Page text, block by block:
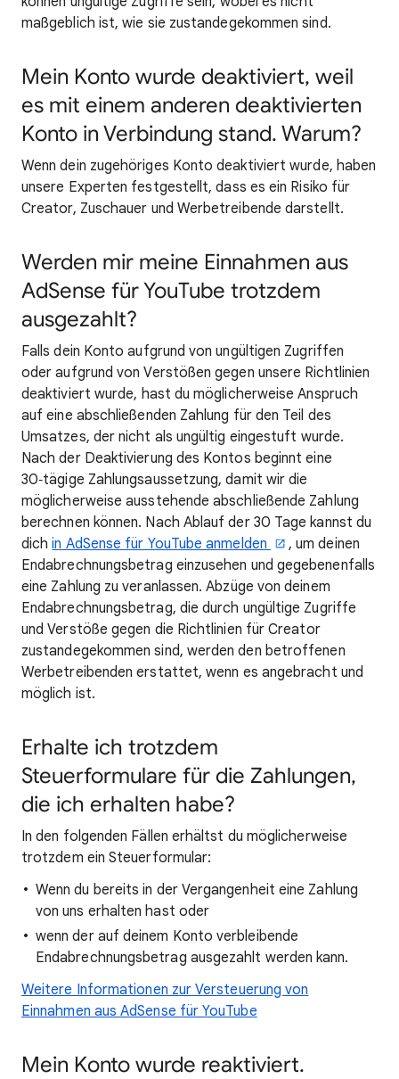
maßgeblich ist, wie sie zustandegekommen sind.
Mein Konto wurde deaktiviert, weil
es mit einem anderen deaktivierten
Konto in Verbindung stand. Warum?
Wenn dein zugehöriges Konto deaktiviert wurde, haben
unsere Experten festgestellt, dass es ein Risiko für
Creator, Zuschauer und Werbetreibende darstellt.
Werden mir meine Einnahmen aus
AdSense für YouTube trotzdem
ausgezahlt?
Falls dein Konto aufgrund von ungültigen Zugriffen
oder aufgrund von Verstößen gegen unsere Richtlinien
deaktiviert wurde, hast du möglicherweise Anspruch
auf eine abschließenden Zahlung für den Teil des
Umsatzes, der nicht als ungültig eingestuft wurde.
Nach der Deaktivierung des Kontos beginnt eine
30‑tägige Zahlungsaussetzung, damit wir die
möglicherweise ausstehende abschließende Zahlung
berechnen können. Nach Ablauf der 30 Tage kannst du
dichin AdSense für YouTube anmelden
, um deinen
Endabrechnungsbetrag einzusehen und gegebenenfalls
eine Zahlung zu veranlassen. Abzüge von deinem
Endabrechnungsbetrag, die durch ungültige Zugriffe
und Verstöße gegen die Richtlinien für Creator
zustandegekommen sind, werden den betroffenen
Werbetreibenden erstattet, wenn es angebracht und
möglich ist.
Erhalte ich trotzdem
Steuerformulare für die Zahlungen,
die ich erhalten habe?
In den folgenden Fällen erhältst du möglicherweise
trotzdem ein Steuerformular:
Wenn du bereits in der Vergangenheit eine Zahlung
von uns erhalten hast oder
wenn der auf deinem Konto verbleibende
Endabrechnungsbetrag ausgezahlt werden kann.
Weitere Informationen zur Versteuerung von
Einnahmen aus AdSense für YouTube
Mein Konto wurde reaktiviert.